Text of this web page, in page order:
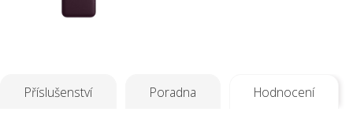
Příslušenství Poradna Hodnocení